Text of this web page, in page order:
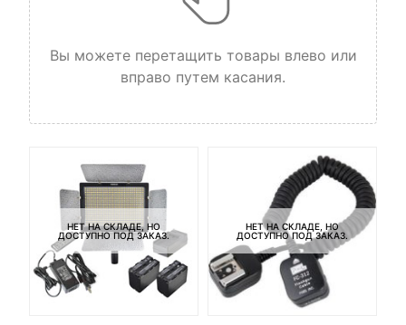
Вы можете перетащить товары влево или
вправо путем касания.
НЕТ НА СКЛАДЕ, НО
ДОСТУПНО ПОД ЗАКАЗ.
НЕТ НА СКЛАДЕ, НО
ДОСТУПНО ПОД ЗАКАЗ.